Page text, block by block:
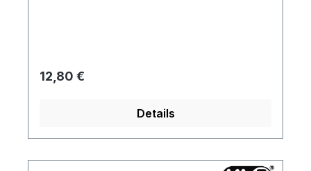
Regulärer Preis:
12,80 €
Details